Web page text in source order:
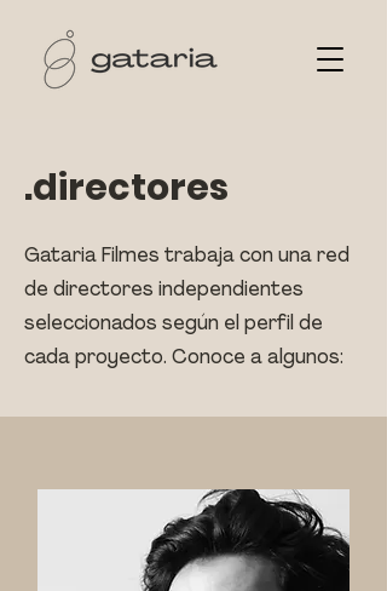
.directores
Gataria Filmes trabaja con una red
de directores independientes
seleccionados según el perfil de
cada proyecto. Conoce a algunos: